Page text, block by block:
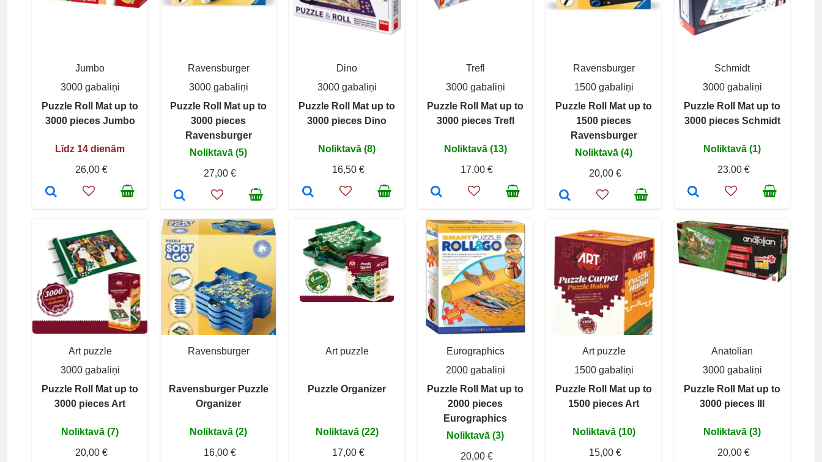
Jumbo
3000 gabaliņi
Puzzle Roll Mat up to
3000 pieces Jumbo
Līdz 14 dienām
26,00 €
Ravensburger
3000 gabaliņi
Puzzle Roll Mat up to
3000 pieces
Ravensburger
Noliktavā (5)
27,00 €
Dino
3000 gabaliņi
Puzzle Roll Mat up to
3000 pieces Dino
Noliktavā (8)
16,50 €
Trefl
3000 gabaliņi
Puzzle Roll Mat up to
3000 pieces Trefl
Noliktavā (13)
17,00 €
Ravensburger
1500 gabaliņi
Puzzle Roll Mat up to
1500 pieces
Ravensburger
Noliktavā (4)
20,00 €
Schmidt
3000 gabaliņi
Puzzle Roll Mat up to
3000 pieces Schmidt
Noliktavā (1)
23,00 €
Art puzzle
3000 gabaliņi
Puzzle Roll Mat up to
3000 pieces Art
Noliktavā (7)
20,00 €
Ravensburger
Ravensburger Puzzle
Organizer
Noliktavā (2)
16,00 €
Art puzzle
Puzzle Organizer
Noliktavā (22)
17,00 €
Eurographics
2000 gabaliņi
Puzzle Roll Mat up to
2000 pieces
Eurographics
Noliktavā (3)
20,00 €
Art puzzle
1500 gabaliņi
Puzzle Roll Mat up to
1500 pieces Art
Noliktavā (10)
15,00 €
Anatolian
3000 gabaliņi
Puzzle Roll Mat up to
3000 pieces III
Noliktavā (3)
20,00 €